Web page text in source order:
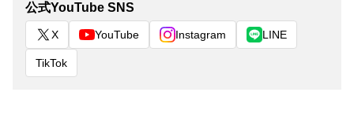
公式YouTube SNS
X YouTube Instagram LINE
TikTok